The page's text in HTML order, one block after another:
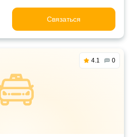
Связаться
4.1 0